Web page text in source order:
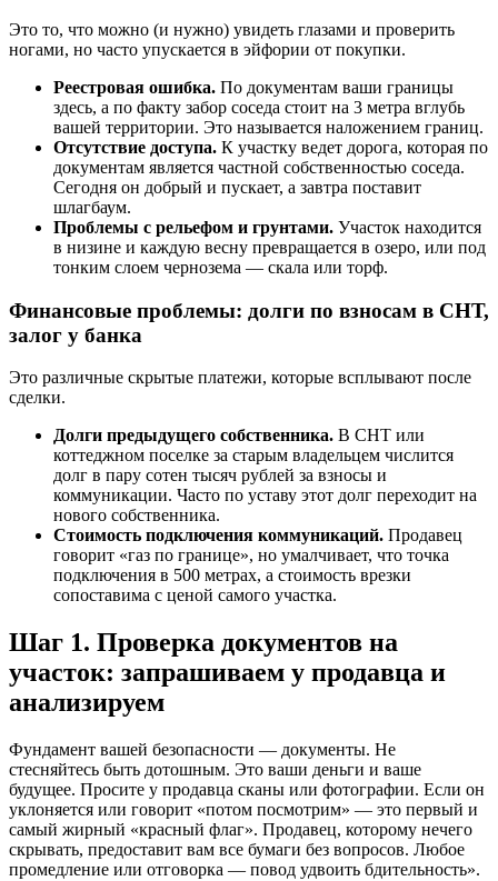
Это то, что можно (и нужно) увидеть глазами и проверить
ногами, но часто упускается в эйфории от покупки.
Реестровая ошибка. По документам ваши границы
здесь, а по факту забор соседа стоит на 3 метра вглубь
вашей территории. Это называется наложением границ.
Отсутствие доступа. К участку ведет дорога, которая по
документам является частной собственностью соседа.
Сегодня он добрый и пускает, а завтра поставит
шлагбаум.
Проблемы с рельефом и грунтами. Участок находится
в низине и каждую весну превращается в озеро, или под
тонким слоем чернозема — скала или торф.
Финансовые проблемы: долги по взносам в СНТ,
залог у банка
Это различные скрытые платежи, которые всплывают после
сделки.
Долги предыдущего собственника. В СНТ или
коттеджном поселке за старым владельцем числится
долг в пару сотен тысяч рублей за взносы и
коммуникации. Часто по уставу этот долг переходит на
нового собственника.
Стоимость подключения коммуникаций. Продавец
говорит «газ по границе», но умалчивает, что точка
подключения в 500 метрах, а стоимость врезки
сопоставима с ценой самого участка.
Шаг 1. Проверка документов на
участок: запрашиваем у продавца и
анализируем
Фундамент вашей безопасности — документы. Не
стесняйтесь быть дотошным. Это ваши деньги и ваше
будущее. Просите у продавца сканы или фотографии. Если он
уклоняется или говорит «потом посмотрим» — это первый и
самый жирный «красный флаг». Продавец, которому нечего
скрывать, предоставит вам все бумаги без вопросов. Любое
промедление или отговорка — повод удвоить бдительность».